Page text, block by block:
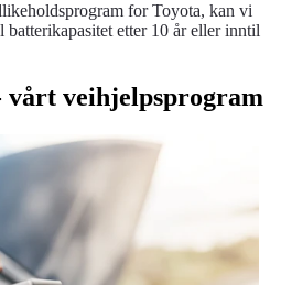
for Toyota, kan vi
batterikapasitet etter 10 år eller inntil
vårt veihjelpsprogram